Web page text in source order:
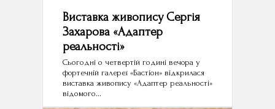
Виставка живопису Сергія
Захарова «Адаптер
реальності»
Сьогодні о четвертій годині вечора у
фортечній галереї «Бастіон» відкрилася
виставка живопису «Адаптер реальності»
відомого...